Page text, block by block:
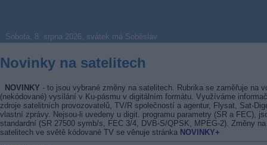
Sobota, 8. srpna 2026, svátek má Soběslav
Novinky na satelitech
NOVINKY - to jsou vybrané změny na satelitech. Rubrika se zaměřuje na
(nekódované) vysílání v Ku-pásmu v digitálním formátu. Využíváme
zdroje satelitních provozovatelů, TV/R společností a agentur, Flysat, Sat-
vlastní zprávy. Nejsou-li uvedeny u digit. programu parametry (SR a FEC),
standardní (SR 27500 symb/s, FEC 3/4, DVB-S/QPSK, MPEG-2). Změny na
satelitech ve světě kódované TV se věnuje stránka NOVINKY+